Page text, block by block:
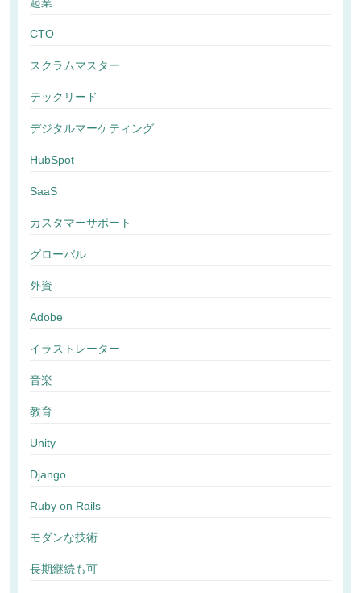
CTO
スクラムマスター
テックリード
デジタルマーケティング
HubSpot
SaaS
カスタマーサポート
グローバル
外資
Adobe
イラストレーター
音楽
教育
Unity
Django
Ruby on Rails
モダンな技術
長期継続も可